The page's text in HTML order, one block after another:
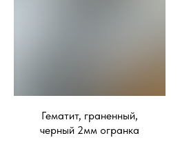
Гематит, граненный,
черный 2мм огранка